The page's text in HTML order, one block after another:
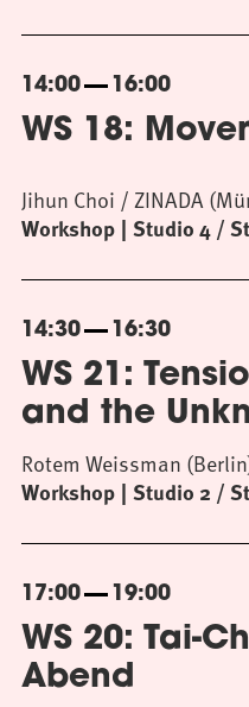
14:00 16:00
WS 18:
Workshop Studio 4 /
Jihun Choi / ZINADA
14:30 16:30
WS 21:
and the
Workshop Studio 2 /
Rotem Weissman
17:00 19:00
WS 20: Tai-
Abend